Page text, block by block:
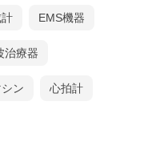
EMS機器
治療器
ン 心拍計